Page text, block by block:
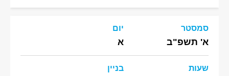
סמסטר
א' תשפ"ב
יום
א
שעות בניין